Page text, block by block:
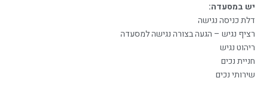
יש במסעדה:
דלת כניסה נגישה
רציף נגיש – הגעה בצורה נגישה למסעדה
ריהוט נגיש
חניית נכים
שירותי נכים